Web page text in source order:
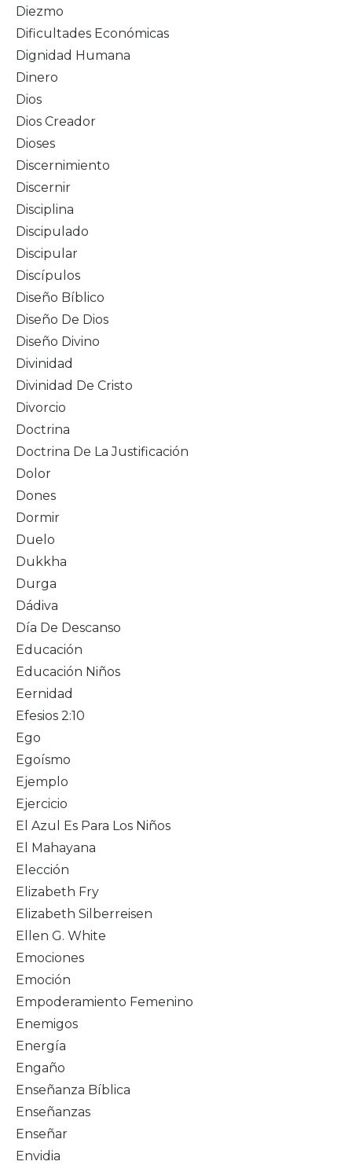
Diezmo
Dificultades Económicas
Dignidad Humana
Dinero
Dios
Dios Creador
Dioses
Discernimiento
Discernir
Disciplina
Discipulado
Discipular
Discípulos
Diseño Bíblico
Diseño De Dios
Diseño Divino
Divinidad
Divinidad De Cristo
Divorcio
Doctrina
Doctrina De La Justificación
Dolor
Dones
Dormir
Duelo
Dukkha
Durga
Dádiva
Día De Descanso
Educación
Educación Niños
Eernidad
Efesios 2:10
Ego
Egoísmo
Ejemplo
Ejercicio
El Azul Es Para Los Niños
El Mahayana
Elección
Elizabeth Fry
Elizabeth Silberreisen
Ellen G. White
Emociones
Emoción
Empoderamiento Femenino
Enemigos
Energía
Engaño
Enseñanza Bíblica
Enseñanzas
Enseñar
Envidia